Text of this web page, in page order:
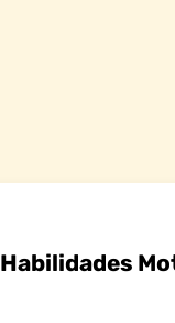
Habilidades